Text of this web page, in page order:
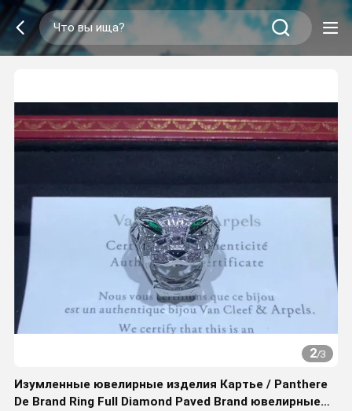
2/3
Изумленные ювелирные изделия Картье / Panthere
De Brand Ring Full Diamond Paved Brand ювелирные